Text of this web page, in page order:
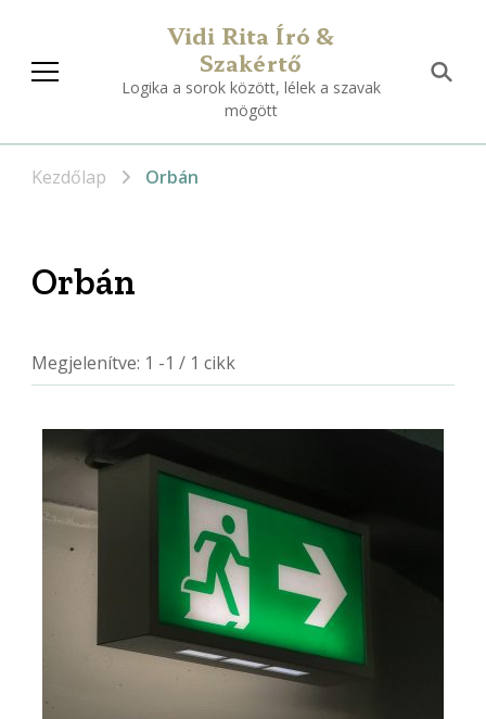
Vidi Rita Író &
Szakértő
Logika a sorok között, lélek a szavak
mögött
Kezdőlap Orbán
Orbán
Megjelenítve: 1 -1 / 1 cikk